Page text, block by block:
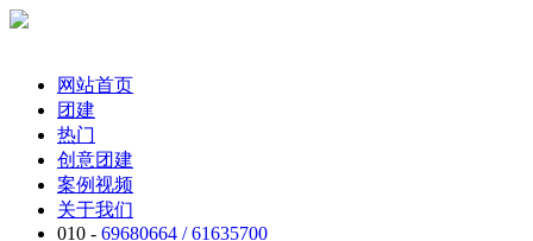
网站首页
团建
热门
创意团建
案例视频
关于我们
010 - 69680664 / 61635700